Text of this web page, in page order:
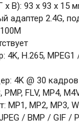
В): 93 x 93 х 15
адаптер 2.4G,
H.265,
4K @ 30 кадров
FLV, MP4,
MP2, MP3,
/ BMP / GIF /